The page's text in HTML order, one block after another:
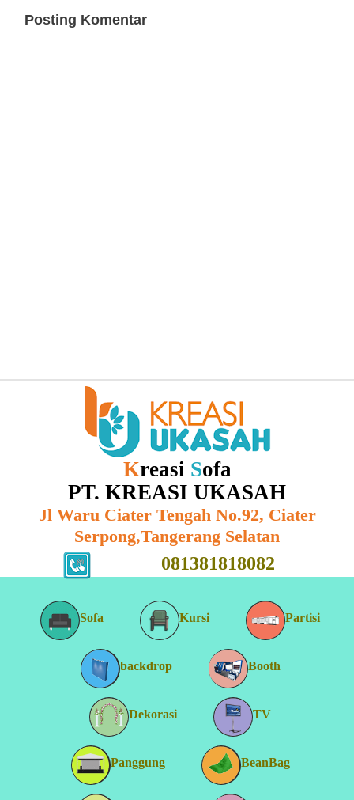
Posting Komentar
Kreasi Sofa
PT. KREASI UKASAH
Jl Waru Ciater Tengah No.92, Ciater
Serpong,Tangerang Selatan
081381818082
Sofa Kursi Partisi
backdrop Booth
Dekorasi TV
Panggung BeanBag